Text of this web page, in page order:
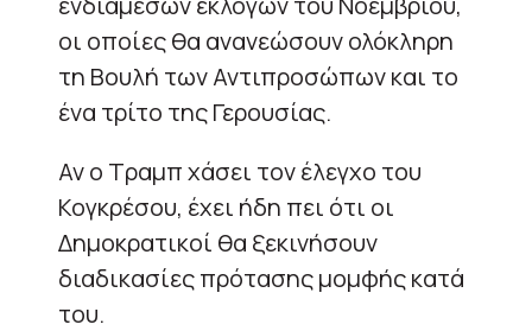
οι οποίες θα ανανεώσουν ολόκληρη
τη Βουλή των Αντιπροσώπων και το
ένα τρίτο της Γερουσίας.
Αν ο Τραμπ χάσει τον έλεγχο του
Κογκρέσου, έχει ήδη πει ότι οι
Δημοκρατικοί θα ξεκινήσουν
διαδικασίες πρότασης μομφής κατά
του.